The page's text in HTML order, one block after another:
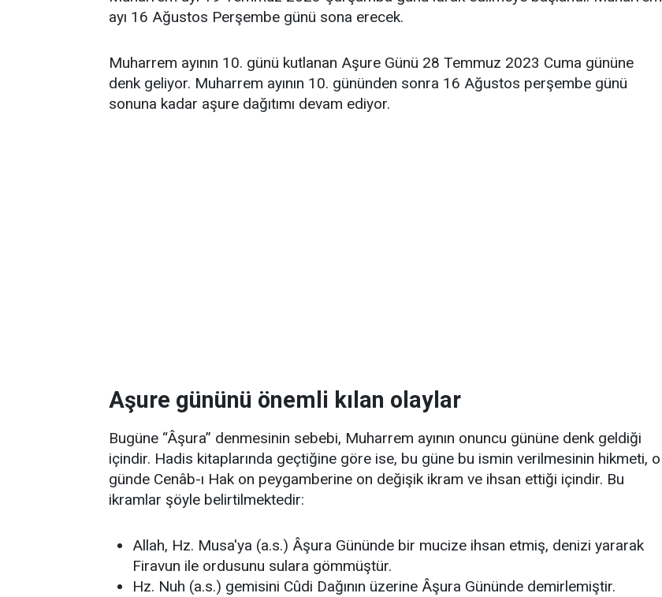
ayı 16 Ağustos Perşembe günü sona erecek.
Muharrem ayının 10. günü kutlanan Aşure Günü 28 Temmuz 2023 Cuma gününe
denk geliyor. Muharrem ayının 10. gününden sonra 16 Ağustos perşembe günü
sonuna kadar aşure dağıtımı devam ediyor.
Aşure gününü önemli kılan olaylar
Bugüne “Âşura” denmesinin sebebi, Muharrem ayının onuncu gününe denk geldiği
içindir. Hadis kitaplarında geçtiğine göre ise, bu güne bu ismin verilmesinin hikmeti, o
günde Cenâb-ı Hak on peygamberine on değişik ikram ve ihsan ettiği içindir. Bu
ikramlar şöyle belirtilmektedir:
Allah, Hz. Musa'ya (a.s.) Âşura Gününde bir mucize ihsan etmiş, denizi yararak
Firavun ile ordusunu sulara gömmüştür.
Hz. Nuh (a.s.) gemisini Cûdi Dağının üzerine Âşura Gününde demirlemiştir.